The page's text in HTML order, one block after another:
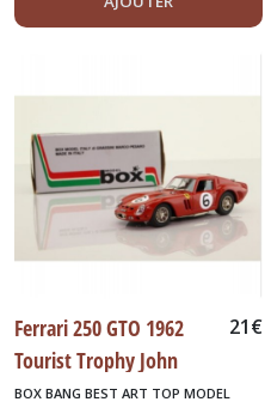
Ferrari 250 GTO 1962
Tourist Trophy John
SURTEES
21€
BOX BANG BEST ART TOP MODEL